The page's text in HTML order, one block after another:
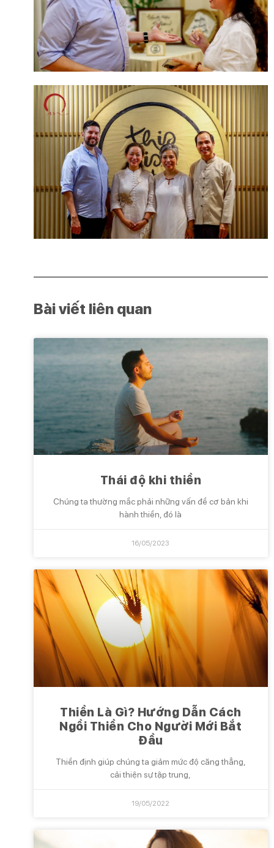
Bài viết liên quan
Thái độ khi thiền
Chúng ta thường mắc phải những vấn đề cơ bản khi
hành thiền, đó là
16/05/2023
Thiền Là Gì? Hướng Dẫn Cách
Ngồi Thiền Cho Người Mới Bắt
Đầu
Thiền định giúp chúng ta giảm mức độ căng thẳng,
cải thiện sự tập trung,
19/05/2022